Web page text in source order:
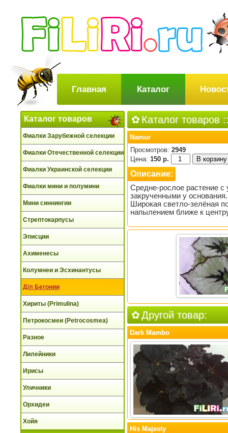
Главная Каталог
Каталог товаров
Фиалки Зарубежной селекции
Фиалки Отечественной селекции
Фиалки Украинской селекции
Фиалки мини и полумини
Мини синнингии
Стрептокарпусы
Эписции
Ахименесы
Колумнеи и Эсхинантусы
Д/л Бегонии
Хириты (Primulina)
Петрокосмеи (Petrocosmea)
Разное
Лилейники
Ирисы
Уличники
Орхидеи
Хойя
Каталог товаров
Namur
Просмотров: 2949
Цена: 150 р.
Описание:
Средне-рослое растение
закрученными у
Широкая светло-зелёная
напылением ближе к
Другой товар:
Dark Mambo
His Majesty